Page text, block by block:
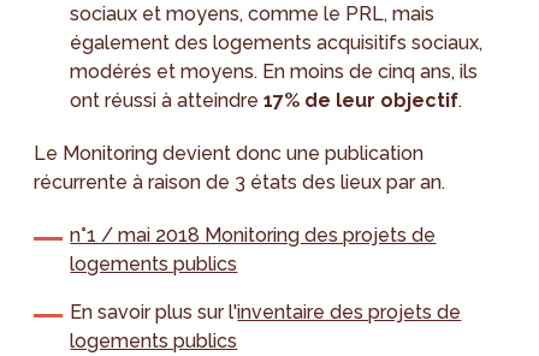
sociaux et moyens, comme le PRL, mais
également des logements acquisitifs sociaux,
modérés et moyens. En moins de cinq ans, ils
ont réussi à atteindre 17% de leur objectif.
Le Monitoring devient donc une publication
récurrente à raison de 3 états des lieux par an.
n°1 / mai 2018 Monitoring des projets de
logements publics
En savoir plus sur l'inventaire des projets de
logements publics